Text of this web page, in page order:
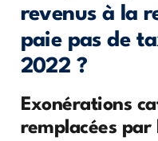
revenus à la
paie pas de
2022 ?
Exonérations
remplacées par